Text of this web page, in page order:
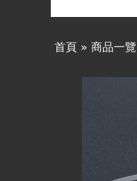
您
首頁 » 商品一覽